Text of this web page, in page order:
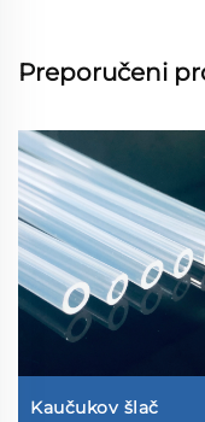
Preporučeni
Kaučukov šlač